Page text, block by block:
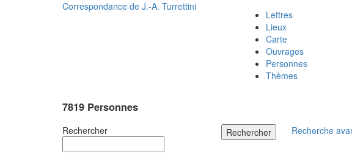
Correspondance de J.-A. Turrettini
Lettres
Lieux
Carte
Ouvrages
Personnes
Thèmes
7819 Personnes
Rechercher Rechercher Recherche